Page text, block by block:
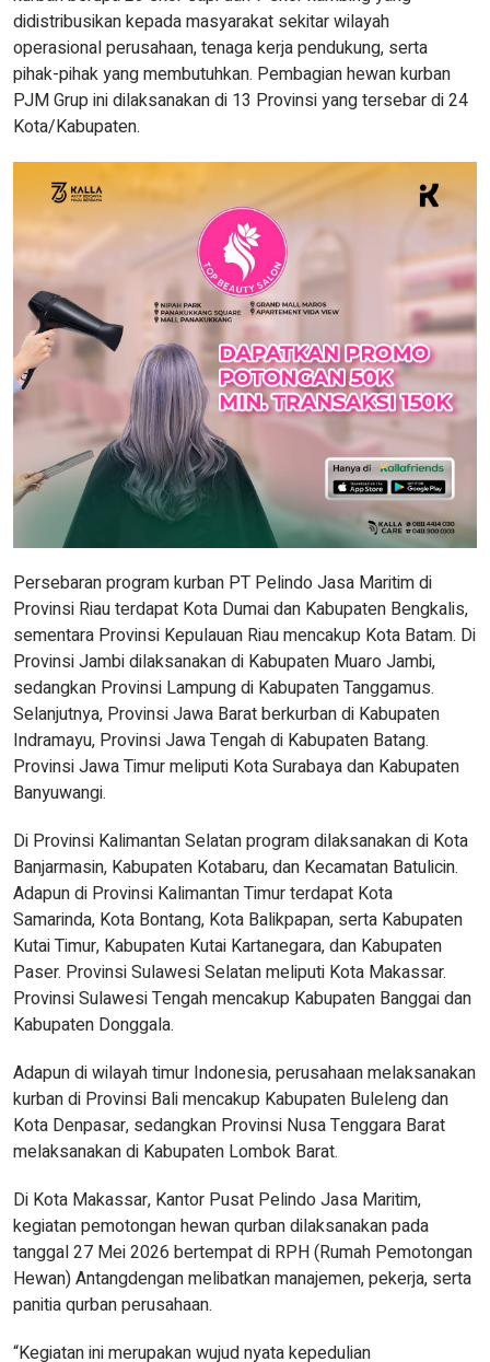
didistribusikan kepada masyarakat sekitar wilayah
operasional perusahaan, tenaga kerja pendukung, serta
pihak-pihak yang membutuhkan. Pembagian hewan kurban
PJM Grup ini dilaksanakan di 13 Provinsi yang tersebar di 24
Kota/Kabupaten.
Persebaran program kurban PT Pelindo Jasa Maritim di
Provinsi Riau terdapat Kota Dumai dan Kabupaten Bengkalis,
sementara Provinsi Kepulauan Riau mencakup Kota Batam. Di
Provinsi Jambi dilaksanakan di Kabupaten Muaro Jambi,
sedangkan Provinsi Lampung di Kabupaten Tanggamus.
Selanjutnya, Provinsi Jawa Barat berkurban di Kabupaten
Indramayu, Provinsi Jawa Tengah di Kabupaten Batang.
Provinsi Jawa Timur meliputi Kota Surabaya dan Kabupaten
Banyuwangi.
Di Provinsi Kalimantan Selatan program dilaksanakan di Kota
Banjarmasin, Kabupaten Kotabaru, dan Kecamatan Batulicin.
Adapun di Provinsi Kalimantan Timur terdapat Kota
Samarinda, Kota Bontang, Kota Balikpapan, serta Kabupaten
Kutai Timur, Kabupaten Kutai Kartanegara, dan Kabupaten
Paser. Provinsi Sulawesi Selatan meliputi Kota Makassar.
Provinsi Sulawesi Tengah mencakup Kabupaten Banggai dan
Kabupaten Donggala.
Adapun di wilayah timur Indonesia, perusahaan melaksanakan
kurban di Provinsi Bali mencakup Kabupaten Buleleng dan
Kota Denpasar, sedangkan Provinsi Nusa Tenggara Barat
melaksanakan di Kabupaten Lombok Barat.
Di Kota Makassar, Kantor Pusat Pelindo Jasa Maritim,
kegiatan pemotongan hewan qurban dilaksanakan pada
tanggal 27 Mei 2026 bertempat di RPH (Rumah Pemotongan
Hewan) Antangdengan melibatkan manajemen, pekerja, serta
panitia qurban perusahaan.
“Kegiatan ini merupakan wujud nyata kepedulian